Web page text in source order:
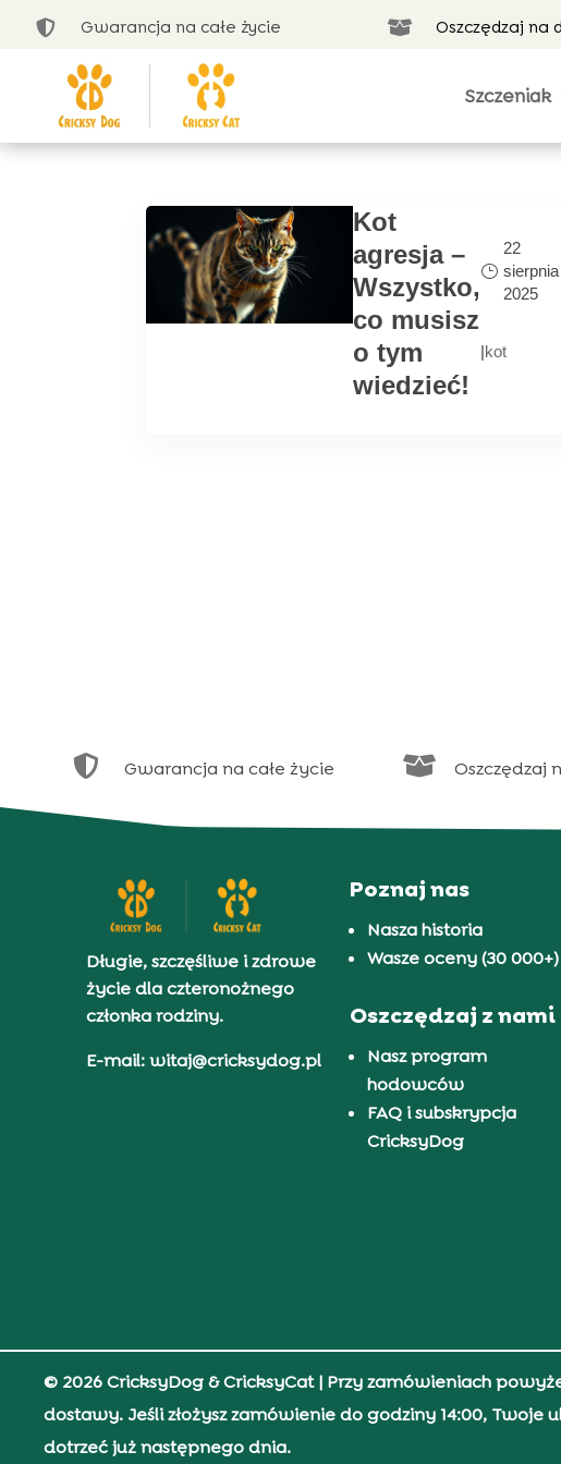
 Gwarancja na całe życie  Oszczędzaj na
Szczeniak
Kot
agresja –
Wszystko,
co musisz
o tym
wiedzieć!
22
sierpnia
2025
|kot
 Gwarancja na całe życie  Oszczędzaj
Długie, szczęśliwe i zdrowe
życie dla czteronożnego
członka rodziny.
E-mail: witaj@cricksydog.pl
Poznaj nas
Nasza historia
Wasze oceny (30 000+)
Oszczędzaj z nami
Nasz program
hodowców
FAQ i subskrypcja
CricksyDog
© 2026 CricksyDog & CricksyCat| Przy zamówieniach
dostawy. Jeśli złożysz zamówienie do godziny 14:00, Twoje
dotrzeć już następnego dnia.